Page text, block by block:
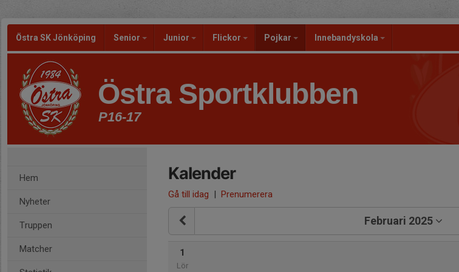
Östra SK Jönköping Senior Junior Flickor Pojkar Innebandyskola
Östra Sportklubben
P16-17
Hem
Nyheter
Truppen
Matcher
Kalender
Gå till idag | Prenumerera
Februari 2025
1
Lör